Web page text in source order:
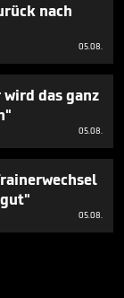
nach
05.08.
wird das ganz
05.08.
05.08.